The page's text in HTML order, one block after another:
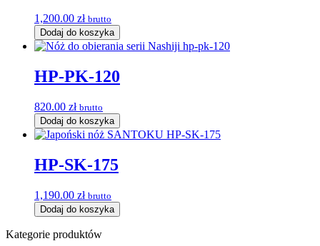
1,200.00 zł brutto
Dodaj do koszyka
HP-PK-120
820.00 zł brutto
Dodaj do koszyka
HP-SK-175
1,190.00 zł brutto
Dodaj do koszyka
Kategorie produktów